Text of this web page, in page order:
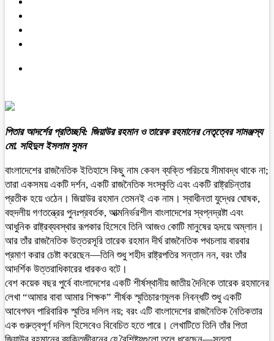
পিতার আদর্শের প্রতিচ্ছবি: জিয়াউর রহমান ও তারেক রহমানের নেতৃত্বের সামঞ্জস্য
মো. সহিদুল ইসলাম সুমন
বাংলাদেশের রাজনৈতিক ইতিহাসে কিছু নাম কেবল ব্যক্তি পরিচয়ে সীমাবদ্ধ থাকে না;
তারা একসময় একটি দর্শন, একটি রাজনৈতিক সংস্কৃতি এবং একটি রাষ্ট্রচিন্তার
প্রতীক হয়ে ওঠেন। জিয়াউর রহমান তেমনই এক নাম। স্বাধীনতা যুদ্ধের ঘোষক,
বহুদলীয় গণতন্ত্রের পুনঃপ্রবর্তক, আত্মনির্ভরশীল বাংলাদেশের স্বপ্নদ্রষ্টা এবং
আধুনিক রাষ্ট্রব্যবস্থার রূপকার হিসেবে তিনি আজও কোটি মানুষের হৃদয়ে অম্লান।
আর তাঁর রাজনৈতিক উত্তরসূরি তারেক রহমান দীর্ঘ রাজনৈতিক পথচলায় বারবার
প্রমাণ করার চেষ্টা করেছেন—তিনি শুধু শহীদ রাষ্ট্রপতির সন্তান নন, বরং তাঁর
আদর্শিক উত্তরাধিকারের ধারকও বটে।
বেশ কয়েক বছর পুর্বে বাংলাদেশের একটি শীর্ষস্থানীয় জাতীয় দৈনিকে তারেক রহমানের
লেখা “আমার বাবা আমার শিক্ষক” শীর্ষক স্মৃতিচারণমূলক নিবন্ধটি শুধু একটি
আবেগঘন পারিবারিক স্মৃতির দলিল নয়; বরং এটি বাংলাদেশের রাজনৈতিক নৈতিকতার
এক গুরুত্বপূর্ণ দলিল হিসেবেও বিবেচিত হতে পারে। লেখাটিতে তিনি তাঁর পিতা